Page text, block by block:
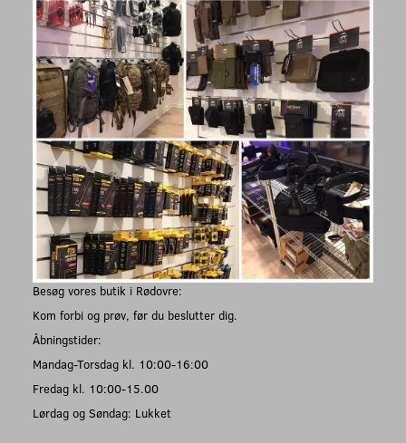
Besøg vores butik i Rødovre:
Kom forbi og prøv, før du beslutter dig.
Åbningstider:
Mandag-Torsdag kl. 10:00-16:00
Fredag kl. 10:00-15.00
Lørdag og Søndag: Lukket